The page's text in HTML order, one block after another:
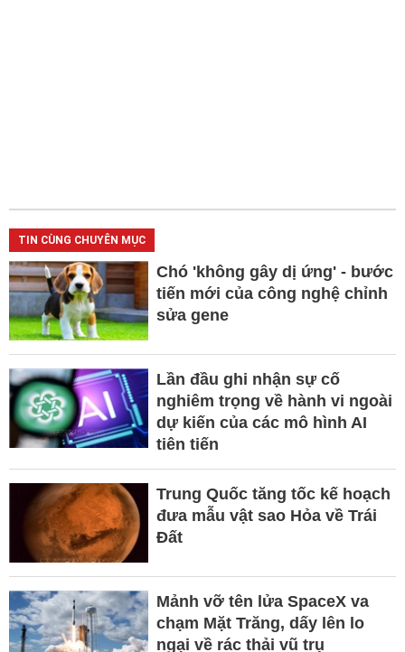
TIN CÙNG CHUYÊN MỤC
Chó 'không gây dị ứng' - bước
tiến mới của công nghệ chỉnh
sửa gene
Lần đầu ghi nhận sự cố
nghiêm trọng về hành vi ngoài
dự kiến của các mô hình AI
tiên tiến
Trung Quốc tăng tốc kế hoạch
đưa mẫu vật sao Hỏa về Trái
Đất
Mảnh vỡ tên lửa SpaceX va
chạm Mặt Trăng, dấy lên lo
ngại về rác thải vũ trụ